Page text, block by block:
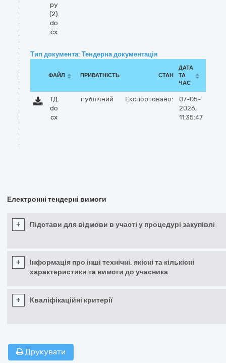
ру
(2).
do
cx
Тип документа: Тендерна документація
ФАЙЛ ПРИВАТНІСТЬ СТАН
ДАТА
ТА
ЧАС
ТД.
do
cx
публічний Експортовано:
07-05-
2026,
11:35:47
Електронні тендерні вимоги
+ Підстави для відмови в участі у процедурі закупівлі
+
Інформація про інші технічні, якісні та кількісні
характеристики та вимоги до учасника
+ Кваліфікаційні критерії
Друкувати